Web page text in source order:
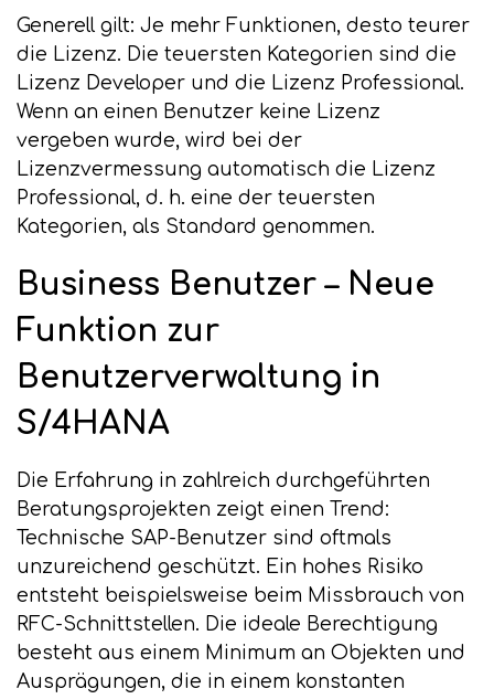
Generell gilt: Je mehr Funktionen, desto teurer
die Lizenz. Die teuersten Kategorien sind die
Lizenz Developer und die Lizenz Professional.
Wenn an einen Benutzer keine Lizenz
vergeben wurde, wird bei der
Lizenzvermessung automatisch die Lizenz
Professional, d. h. eine der teuersten
Kategorien, als Standard genommen.
Business Benutzer – Neue
Funktion zur
Benutzerverwaltung in
S/4HANA
Die Erfahrung in zahlreich durchgeführten
Beratungsprojekten zeigt einen Trend:
Technische SAP-Benutzer sind oftmals
unzureichend geschützt. Ein hohes Risiko
entsteht beispielsweise beim Missbrauch von
RFC-Schnittstellen. Die ideale Berechtigung
besteht aus einem Minimum an Objekten und
Ausprägungen, die in einem konstanten